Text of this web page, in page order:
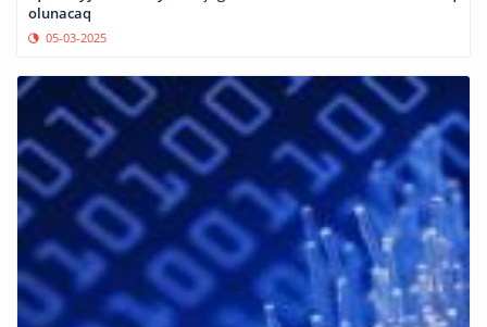
olunacaq
05-03-2025